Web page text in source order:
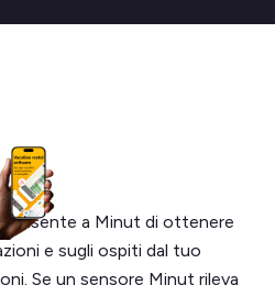
a Minut di ottenere
e sugli ospiti dal tuo
Se un sensore Minut rileva